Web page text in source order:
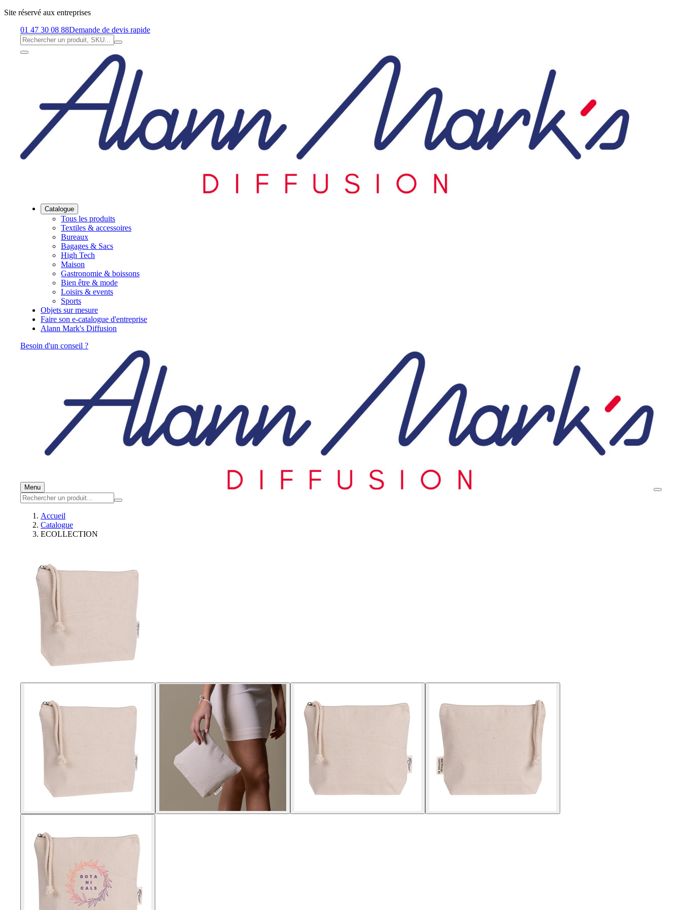
Site réservé aux entreprises
01 47 30 08 88Demande de devis rapide
Catalogue
Tous les produits
Textiles & accessoires
Bureaux
Bagages & Sacs
High Tech
Maison
Gastronomie & boissons
Bien être & mode
Loisirs & events
Sports
Objets sur mesure
Faire son e-catalogue d'entreprise
Alann Mark's Diffusion
Besoin d'un conseil ?
Menu
Accueil
Catalogue
ECOLLECTION